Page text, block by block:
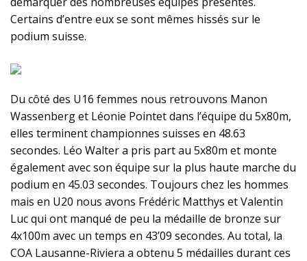
Certains d’entre eux se sont mêmes hissés sur le
podium suisse.
Du côté des U16 femmes nous retrouvons Manon
Wassenberg et Léonie Pointet dans l’équipe du 5x80m,
elles terminent championnes suisses en 48.63
secondes. Léo Walter a pris part au 5x80m et monte
également avec son équipe sur la plus haute marche du
podium en 45.03 secondes. Toujours chez les hommes
mais en U20 nous avons Frédéric Matthys et Valentin
Luc qui ont manqué de peu la médaille de bronze sur
4x100m avec un temps en 43’09 secondes. Au total, la
COA Lausanne-Riviera a obtenu 5 médailles durant ces